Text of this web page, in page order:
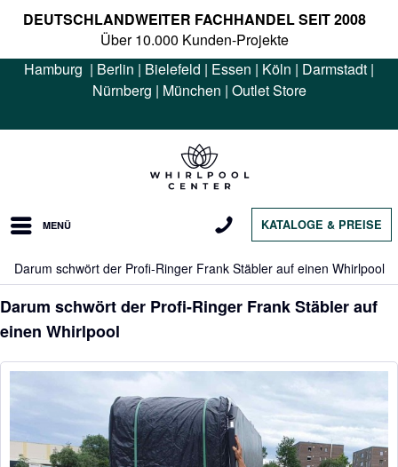
DEUTSCHLANDWEITER FACHHANDEL SEIT 2008
Über 10.000 Kunden-Projekte
Hamburg | Berlin | Bielefeld | Essen | Köln | Darmstadt |
Nürnberg | München | Outlet Store
MENÜ KATALOGE & PREISE
Darum schwört der Profi-Ringer Frank Stäbler auf einen Whirlpool
Darum schwört der Profi-Ringer Frank Stäbler auf
einen Whirlpool